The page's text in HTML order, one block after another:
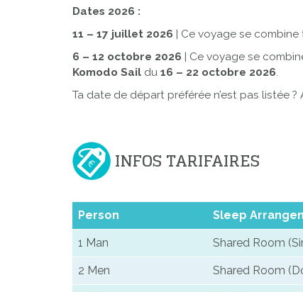
Dates 2026 :
11 – 17 juillet 2026 | Ce voyage se
6 – 12 octobre 2026 | Ce voyage se
Komodo Sail du 16 – 22 octobre 2026.
Ta date de départ préférée n’est pas listée
INFOS TARIFAIRES
Person Sleep
1 Man Shared Room
2 Men Shared Room